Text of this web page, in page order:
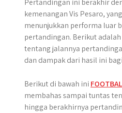
Pertandingan ini berakhir
kemenangan Vis Pesaro,
menunjukkan performa luar
pertandingan. Berikut
tentang jalannya
dan dampak dari hasil ini
Berikut di bawah ini
membahas sampai tuntas
hingga berakhirnya